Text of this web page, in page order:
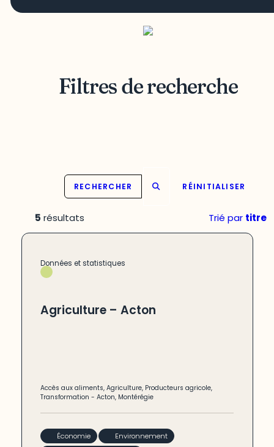
Filtres de recherche
RECHERCHER RÉINITIALISER
5 résultats Trié par titre
Données et statistiques
Agriculture – Acton
Accès aux aliments,Agriculture, Producteurs agricole,
Transformation -Acton, Montérégie
Économie
Environnement